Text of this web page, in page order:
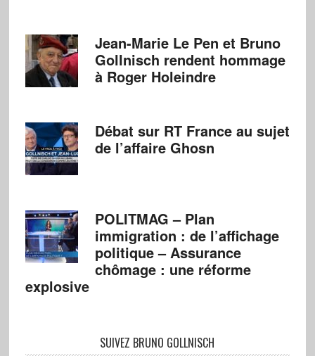
Jean-Marie Le Pen et Bruno
Gollnisch rendent hommage
à Roger Holeindre
Débat sur RT France au sujet
de l’affaire Ghosn
POLITMAG – Plan
immigration : de l’affichage
politique – Assurance
chômage : une réforme
explosive
SUIVEZ BRUNO GOLLNISCH